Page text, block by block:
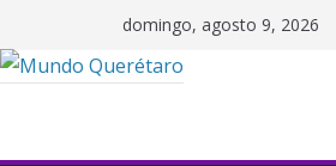
al
contenido
domingo, agosto 9, 2026